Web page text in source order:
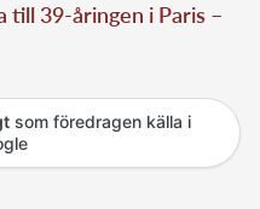
till 39-åringen i Paris –
som föredragen källa i